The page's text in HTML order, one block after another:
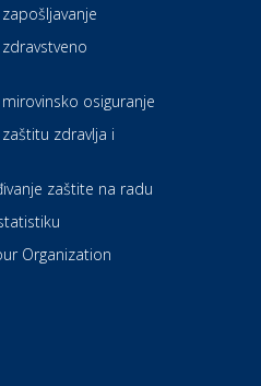
motorne
osiguranje
zdravlja i
zaštite na radu
Organization